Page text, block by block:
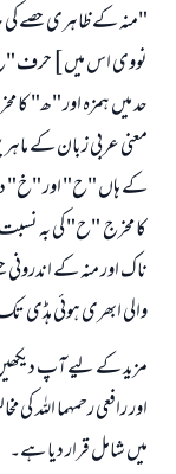
"منہ کے ظاہری حصے
نووی اس میں ] حرف "ح"
حد میں ہمزہ اور "ھ" کا
معنی عربی زبان کے
کے ہاں "ح" اور "خ"
کا مخرج "ح" کی بہ
ناک اور منہ کے
والی ابھری ہوئی
اور رافعی رحمہما
میں شامل قرار دیا ہے۔